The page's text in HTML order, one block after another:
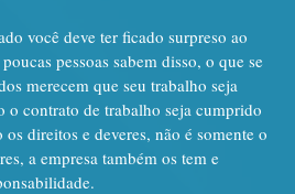
você deve ter ficado surpreso ao
pessoas sabem disso, o que se
merecem que seu trabalho seja
o contrato de trabalho seja cumprido
direitos e deveres, não é somente o
a empresa também os tem e